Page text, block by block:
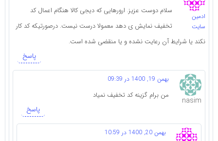
ادمین
سایت
سلام دوست عزیز. ارورهایی که دیجی کالا هنگام اعمال کد
تخفیف نمایش ی دهد معمولا درست نیست. درصورتیکه کد کار
نکند یا شرایط آن رعایت نشده و یا منقضی شده است.
پاسخ
nasim
بهمن 19, 1400 در 09:39
من برام گزینه کد تخفیف نمیاد
پاسخ
بهمن 20, 1400 در 10:59